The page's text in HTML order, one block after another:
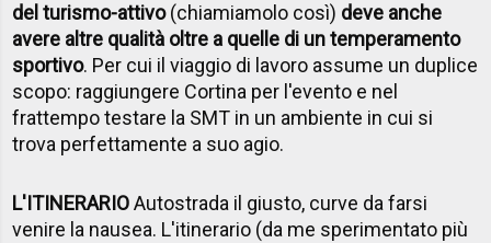
del turismo-attivo(chiamiamolo così) deve anche
avere altre qualità oltre a quelle di un temperamento
sportivo. Per cui il viaggio di lavoro assume un duplice
scopo: raggiungere Cortina per l'evento e nel
frattempo testare la SMT in un ambiente in cui si
trova perfettamente a suo agio.
L'ITINERARIOAutostrada il giusto, curve da farsi
venire la nausea. L'itinerario (da me sperimentato più